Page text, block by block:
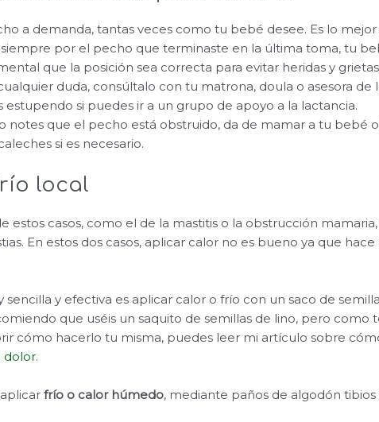
a demanda, tantas veces como tu bebé desee. Es lo mejor
por el pecho que terminaste en la última toma, tu
que la posición sea correcta para evitar heridas y
duda, consúltalo con tu matrona, doula o asesora de
estupendo si puedes ir a un grupo de apoyo a la lactancia.
notes que el pecho está obstruido, da de mamar a tu bebé
si es necesario.
local
estos casos, como el de la mastitis o la obstrucción
En estos dos casos, aplicar calor no es bueno ya que
sencilla y efectiva es aplicar calor o frío con un saco de
que uséis un saquito de semillas de lino, pero como
cómo hacerlo tu misma, puedes leer mi artículo sobre
dolor.
frío o calor húmedo, mediante paños de algodón